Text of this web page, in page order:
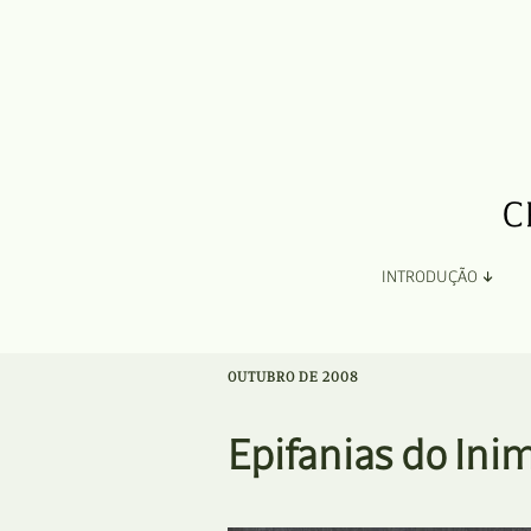
INTRODUÇÃO
Ficha Técnica e Apoios
OUTUBRO DE 2008
Epifanias do